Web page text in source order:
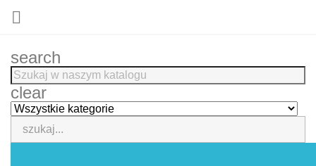

search
clear